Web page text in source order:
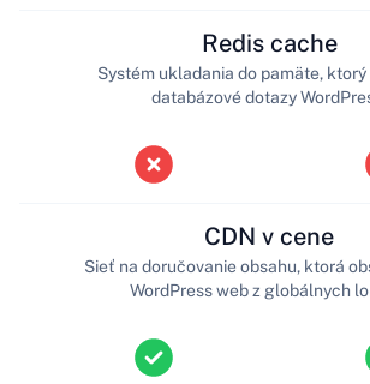
Redis cache
Systém ukladania do pamäte,
databázové dotazy
CDN v cene
Sieť na doručovanie obsahu, ktorá
WordPress web z globálnych